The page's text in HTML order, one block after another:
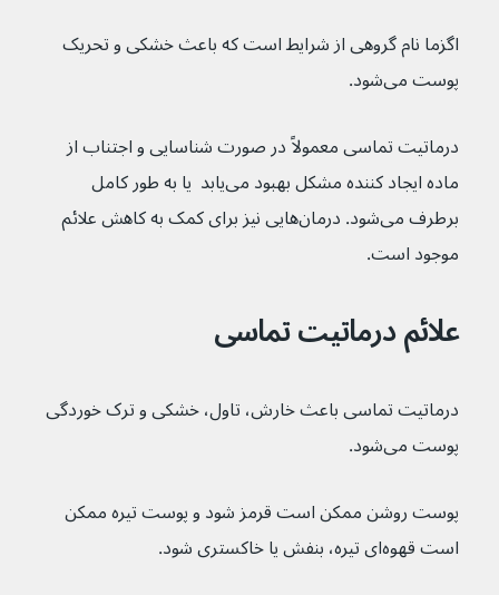
اگزما نام گروهی از شرایط است که باعث خشکی و تحریک
پوست می‌شود.
درماتیت تماسی معمولاً در صورت شناسایی و اجتناب از
ماده ایجاد کننده مشکل بهبود می‌یابد  یا به طور کامل
برطرف می‌شود. درمان‌هایی نیز برای کمک به کاهش علائم
موجود است.
علائم درماتیت تماسی
درماتیت تماسی باعث خارش، تاول، خشکی و ترک خوردگی
پوست می‌شود.
پوست روشن ممکن است قرمز شود و پوست تیره ممکن
است قهوه‌ای تیره، بنفش یا خاکستری شود.